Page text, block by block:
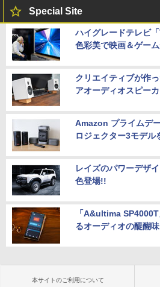
Special Site
ハイグレードテレビ
色彩美で映画＆ゲー
クリエイティブが作
アオーディオスピー
Amazon プライムデ
ロジェクター3モデル
レイズのパワーデザ
色登場!!
「A&ultima
るオーディオの醍醐味
本サイトのご利用について